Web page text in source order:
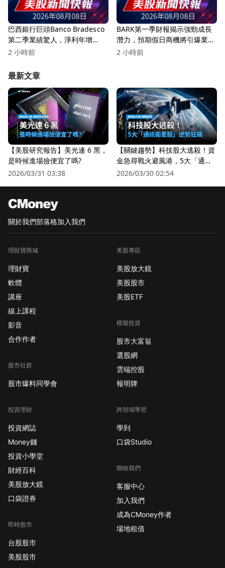
巴西銀行巨頭Banco Bradesco
第二季業績驚人，淨利年增
16.2%！
2 小時前
BARK第一季財報揭示強勁成長
潛力，預期假日商機將引爆業
績！
2 小時前
最新文章
【美股研究報告】美光連 6 黑，
是時候進場撿便宜了嗎?
2026/03/31 03:38
【關鍵趨勢】科技股大逃殺！資
金急尋戰火避風港，5大「通訊
衛星股」逆勢狂飆
2026/03/30 02:54
關於我們部落格加入我們
理財寶商城
理財寶
軟體
講座
線上課程
影音
合作作者
股市社群
股市爆料同學會
投資理財
投資網誌
Money錢
投資小學堂
財經百科
美股放大鏡
口袋證券
即時股市
台股股市
美股股市
美股專區
美股放大鏡
美股股市
美股ETF
模擬投資
股市大富翁
選股網
雲端控股
報明牌
跨領域學習
學到
口袋Studio
聯絡我們
客服中心
加入我們
成為CMoney作者
場地租借